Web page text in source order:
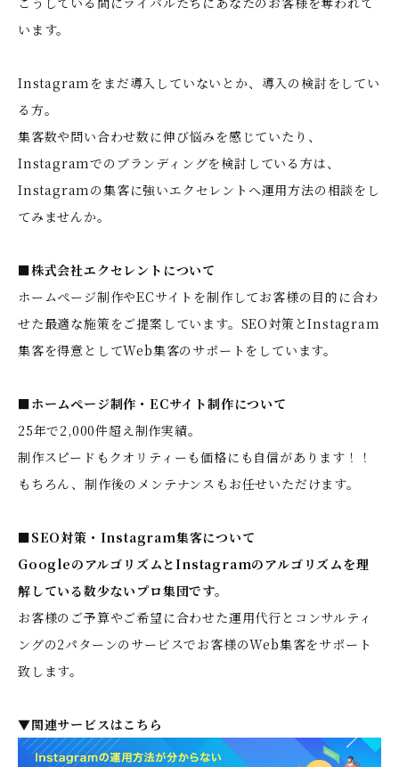
います。
Instagramをまだ導入していないとか、導入の検討をしてい
る方。
集客数や問い合わせ数に伸び悩みを感じていたり、
Instagramでのブランディングを検討している方は、
Instagramの集客に強いエクセレントへ運用方法の相談をし
てみませんか。
■株式会社エクセレントについて
ホームぺージ制作やECサイトを制作してお客様の目的に合わ
せた最適な施策をご提案しています。SEO対策とInstagram
集客を得意としてWeb集客のサポートをしています。
■ホームぺージ制作・ECサイト制作について
25年で2,000件超え制作実績。
制作スピードもクオリティーも価格にも自信があります！！
もちろん、制作後のメンテナンスもお任せいただけます。
■SEO対策・Instagram集客について
GoogleのアルゴリズムとInstagramのアルゴリズムを理
解している数少ないプロ集団です。
お客様のご予算やご希望に合わせた運用代行とコンサルティ
ングの2パターンのサービスでお客様のWeb集客をサポート
致します。
▼関連サービスはこちら